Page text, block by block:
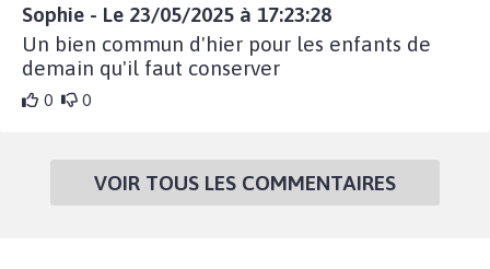
Sophie - Le 23/05/2025 à 17:23:28
Un bien commun d'hier pour les enfants de
demain qu'il faut conserver
0 0
VOIR TOUS LES COMMENTAIRES